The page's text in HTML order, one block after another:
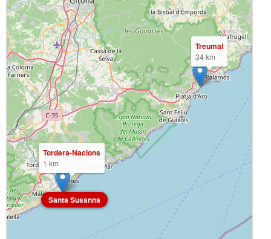
Santa Susanna
Tordera-Nacions
1 km
Treumal
34 km